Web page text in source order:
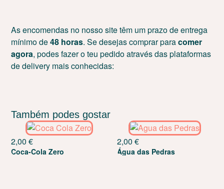
As encomendas no nosso site têm um prazo de entrega
mínimo de48 horas. Se desejas comprar paracomer
agora, podes fazer o teu pedido através das plataformas
de delivery mais conhecidas:
Também podes gostar
2,00€
Coca-Cola Zero
2,00 €
Água das Pedras